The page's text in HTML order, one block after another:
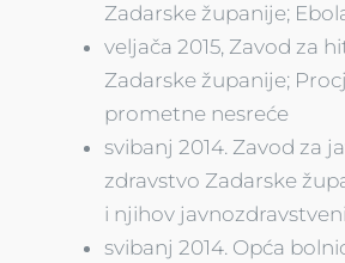
Zadarske županije;
veljača 2015, Zavod za
Zadarske županije;
prometne nesreće
svibanj 2014. Zavod za
zdravstvo Zadarske
i njihov
svibanj 2014. Opća